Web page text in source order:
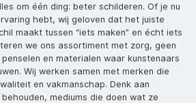
om één ding: beter schilderen. Of je nu
hebt, wij geloven dat het juiste
maakt tussen “iets maken” en écht iets
we ons assortiment met zorg, geen
en materialen waar kunstenaars
Wij werken samen met merken die
en vakmanschap. Denk aan
mediums die doen wat ze